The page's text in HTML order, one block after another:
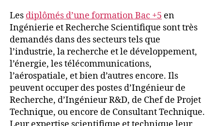
Les diplômés d’une formation Bac +5 en
Ingénierie et Recherche Scientifique sont très
demandés dans des secteurs tels que
l’industrie, la recherche et le développement,
l’énergie, les télécommunications,
l’aérospatiale, et bien d’autres encore. Ils
peuvent occuper des postes d’Ingénieur de
Recherche, d’Ingénieur R&D, de Chef de Projet
Technique, ou encore de Consultant Technique.